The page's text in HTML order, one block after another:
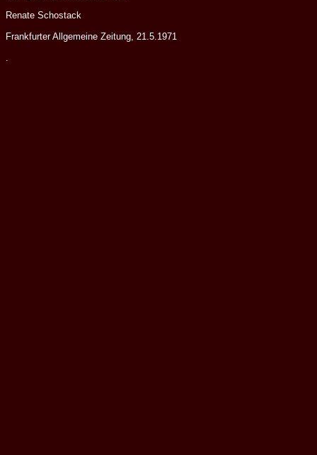
Renate Schostack
Frankfurter Allgemeine Zeitung, 21.5.1971
.